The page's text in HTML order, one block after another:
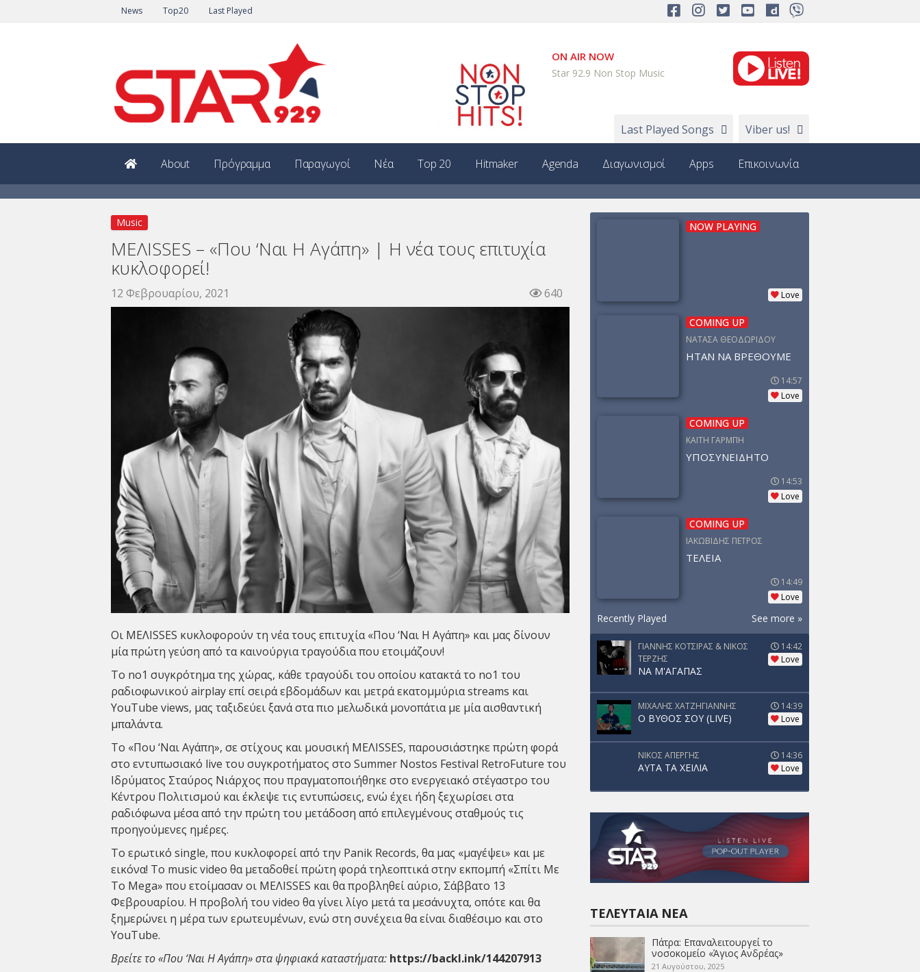
News Top20 Last Played
ON AIR NOW
Star 92.9 Non Stop Music
Last Played Songs Viber us!
About Πρόγραμμα Παραγωγοί Νέα Top 20 Hitmaker Agenda Διαγωνισμοί Apps Επικοινωνία
Music
ΜΕΛΙSSES – «Που ‘Ναι Η Αγάπη» | Η νέα τους επιτυχία
κυκλοφορεί!
12 Φεβρουαρίου, 2021 640
Οι MΕΛΙSSES κυκλοφορούν τη νέα τους επιτυχία «Που ‘Ναι Η Αγάπη» και μας δίνουν
μία πρώτη γεύση από τα καινούργια τραγούδια που ετοιμάζουν!
Το no1 συγκρότημα της χώρας, κάθε τραγούδι του οποίου κατακτά το no1 του
ραδιοφωνικού airplay επί σειρά εβδομάδων και μετρά εκατομμύρια streams και
YouTube views, μας ταξιδεύει ξανά στα πιο μελωδικά μονοπάτια με μία αισθαντική
μπαλάντα.
Το «Που ‘Ναι Αγάπη», σε στίχους και μουσική MEΛΙSSES, παρουσιάστηκε πρώτη φορά
στο εντυπωσιακό live του συγκροτήματος στο Summer Nostos Festival RetroFuture του
Ιδρύματος Σταύρος Νιάρχος που πραγματοποιήθηκε στο ενεργειακό στέγαστρο του
Κέντρου Πολιτισμού και έκλεψε τις εντυπώσεις, ενώ έχει ήδη ξεχωρίσει στα
ραδιόφωνα μέσα από την πρώτη του μετάδοση από επιλεγμένους σταθμούς τις
προηγούμενες ημέρες.
Το ερωτικό single, που κυκλοφορεί από την Panik Records, θα μας «μαγέψει» και με
εικόνα! Το music video θα μεταδοθεί πρώτη φορά τηλεοπτικά στην εκπομπή «Σπίτι Με
Το Mega» που ετοίμασαν οι ΜΕΛISSES και θα προβληθεί αύριο, Σάββατο 13
Φεβρουαρίου. Η προβολή του video θα γίνει λίγο μετά τα μεσάνυχτα, οπότε και θα
ξημερώνει η μέρα των ερωτευμένων, ενώ στη συνέχεια θα είναι διαθέσιμο και στο
YouTube.
Βρείτε το «Που ‘Ναι Η Αγάπη» στα ψηφιακά καταστήματα: https://backl.ink/144207913
NOW PLAYING
Love
COMING UP
ΝΑΤΑΣΑ ΘΕΟΔΩΡΙΔΟΥ
ΗΤΑΝ ΝΑ ΒΡΕΘΟΥΜΕ
14:57
Love
COMING UP
ΚΑΙΤΗ ΓΑΡΜΠΗ
ΥΠΟΣΥΝΕΙΔΗΤΟ
14:53
Love
COMING UP
ΙΑΚΩΒΙΔΗΣ ΠΕΤΡΟΣ
ΤΕΛΕΙΑ
14:49
Love
Recently Played See more »
ΓΙΑΝΝΗΣ ΚΟΤΣΙΡΑΣ & ΝΙΚΟΣ
ΤΕΡΖΗΣ
ΝΑ Μ'ΑΓΑΠΑΣ
14:42
Love
ΜΙΧΑΛΗΣ ΧΑΤΖΗΓΙΑΝΝΗΣ
Ο ΒΥΘΟΣ ΣΟΥ (LIVE)
14:39
Love
ΝΙΚΟΣ ΑΠΕΡΓΗΣ
ΑΥΤΑ ΤΑ ΧΕΙΛΙΑ
14:36
Love
ΤΕΛΕΥΤΑΊΑ ΝΈΑ
Πάτρα: Επαναλειτουργεί το
νοσοκομείο «Άγιος Ανδρέας»
21 Αυγούστου, 2025